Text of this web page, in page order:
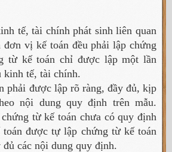
tế, tài chính phát sinh liên quan
đơn vị kế toán đều phải lập chứng
từ kế toán chỉ được lập một lần
kinh tế, tài chính.
phải được lập rõ ràng, đầy đủ, kịp
nội dung quy định trên mẫu.
từ kế toán chưa có quy định
được tự lập chứng từ kế toán
các nội dung quy định.